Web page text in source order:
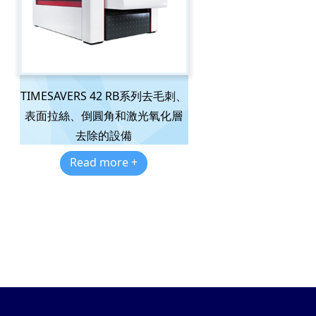
TIMESAVERS 42 RB系列去毛刺、
表面拉絲、倒圓角和激光氧化層
去除的設備
Read more +